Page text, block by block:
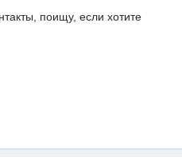
поищу, если хотите